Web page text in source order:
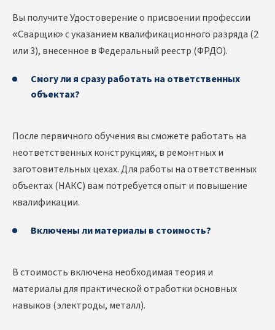
Вы получите Удостоверение о присвоении профессии
«Сварщик» с указанием квалификационного разряда (2
или 3), внесенное в Федеральный реестр (ФРДО).
Смогу ли я сразу работать на ответственных
объектах?
После первичного обучения вы сможете работать на
неответственных конструкциях, в ремонтных и
заготовительных цехах. Для работы на ответственных
объектах (НАКС) вам потребуется опыт и повышение
квалификации.
Включены ли материалы в стоимость?
В стоимость включена необходимая теория и
материалы для практической отработки основных
навыков (электроды, металл).